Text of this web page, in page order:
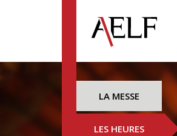
LA MESSE
LES HEURES